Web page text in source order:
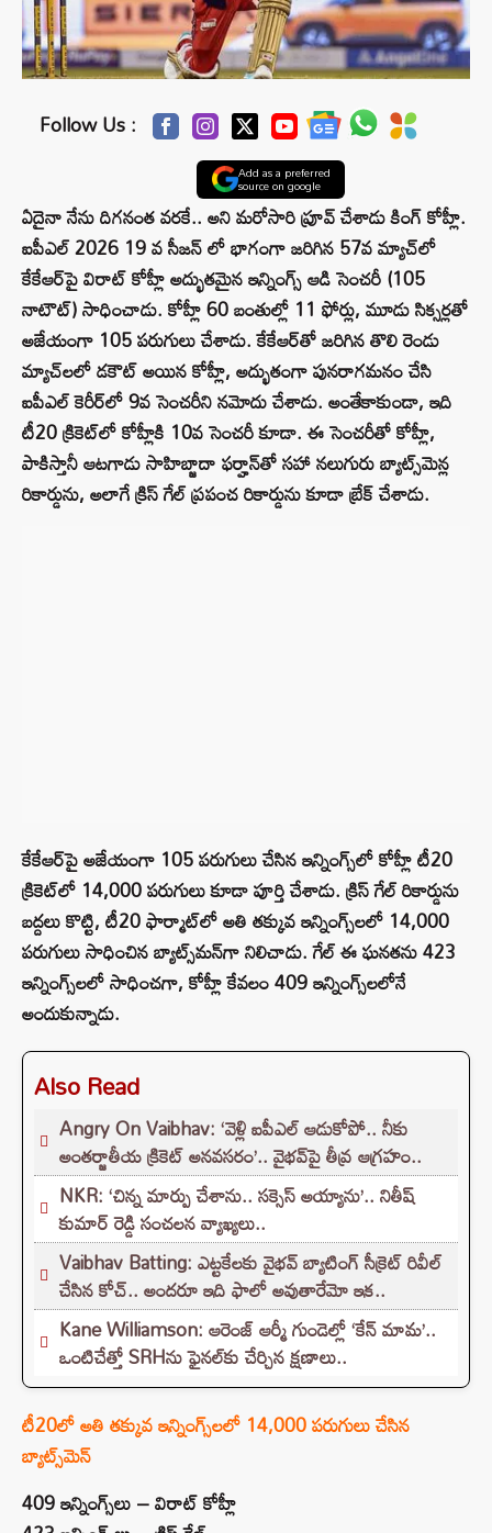
Follow Us :
Add as a preferred
source on google
ఏదైనా నేను దిగనంత వరకే.. అని మరోసారి ప్రూవ్ చేశాడు కింగ్ కోహ్లీ.
ఐపీఎల్ 2026 19 వ సీజన్ లో భాగంగా జరిగిన 57వ మ్యాచ్‌లో
కేకేఆర్‌పై విరాట్ కోహ్లీ అద్భుతమైన ఇన్నింగ్స్ ఆడి సెంచరీ (105
నాటౌట్) సాధించాడు. కోహ్లీ 60 బంతుల్లో 11 ఫోర్లు, మూడు సిక్సర్లతో
అజేయంగా 105 పరుగులు చేశాడు. కేకేఆర్‌తో జరిగిన తొలి రెండు
మ్యాచ్‌లలో డకౌట్ అయిన కోహ్లీ, అద్భుతంగా పునరాగమనం చేసి
ఐపీఎల్ కెరీర్‌లో 9వ సెంచరీని నమోదు చేశాడు. అంతేకాకుండా, ఇది
టీ20 క్రికెట్‌లో కోహ్లీకి 10వ సెంచరీ కూడా. ఈ సెంచరీతో కోహ్లీ,
పాకిస్తానీ ఆటగాడు సాహిబ్జాదా ఫర్హాన్‌తో సహా నలుగురు బ్యాట్స్‌మెన్ల
రికార్డును, అలాగే క్రిస్ గేల్ ప్రపంచ రికార్డును కూడా బ్రేక్ చేశాడు.
కేకేఆర్‌పై అజేయంగా 105 పరుగులు చేసిన ఇన్నింగ్స్‌లో కోహ్లీ టీ20
క్రికెట్‌లో 14,000 పరుగులు కూడా పూర్తి చేశాడు. క్రిస్ గేల్ రికార్డును
బద్దలు కొట్టి, టీ20 ఫార్మాట్‌లో అతి తక్కువ ఇన్నింగ్స్‌లలో 14,000
పరుగులు సాధించిన బ్యాట్స్‌మన్‌గా నిలిచాడు. గేల్ ఈ ఘనతను 423
ఇన్నింగ్స్‌లలో సాధించగా, కోహ్లీ కేవలం 409 ఇన్నింగ్స్‌లలోనే
అందుకున్నాడు.
Also Read
Angry On Vaibhav: ‘వెళ్లి ఐపీఎల్ ఆడుకోపో.. నీకు
అంతర్జాతీయ క్రికెట్ అనవసరం’.. వైభవ్‌పై తీవ్ర ఆగ్రహం..
NKR: ‘చిన్న మార్పు చేశాను.. సక్సెస్ అయ్యాను’.. నితీష్
కుమార్ రెడ్డి సంచలన వ్యాఖ్యలు..
Vaibhav Batting: ఎట్టకేలకు వైభవ్ బ్యాటింగ్ సీక్రెట్ రివీల్
చేసిన కోచ్.. అందరూ ఇది ఫాలో అవుతారేమో ఇక..
Kane Williamson: ఆరెంజ్ ఆర్మీ గుండెల్లో ‘కేన్‌ మామ’..
ఒంటిచేత్తో SRHను ఫైనల్‌కు చేర్చిన క్షణాలు..
టీ20లో అతి తక్కువ ఇన్నింగ్స్‌లలో 14,000 పరుగులు చేసిన
బ్యాట్స్‌మెన్
409 ఇన్నింగ్స్‌లు – విరాట్ కోహ్లీ